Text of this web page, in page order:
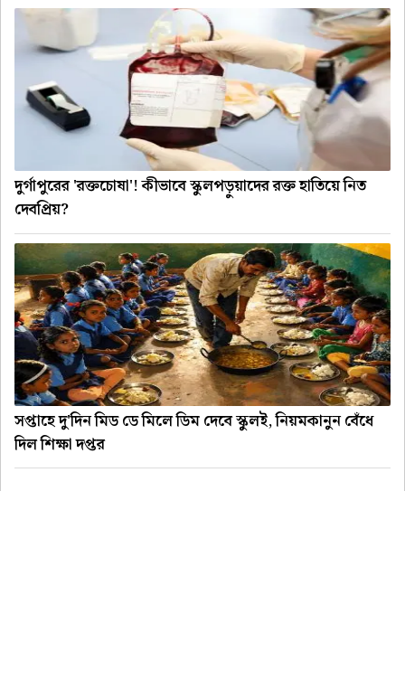
দুর্গাপুরের 'রক্তচোষা'! কীভাবে স্কুলপড়ুয়াদের রক্ত হাতিয়ে নিত
দেবপ্রিয়?
সপ্তাহে দু'দিন মিড ডে মিলে ডিম দেবে স্কুলই, নিয়মকানুন বেঁধে
দিল শিক্ষা দপ্তর